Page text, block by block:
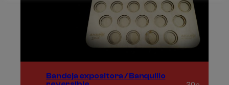
Bandeja expositora / Banquillo